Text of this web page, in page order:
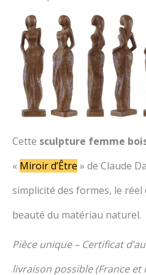
Cette sculpture femme
« Miroir d’Être » de Claude
simplicité des formes, le réel
beauté du matériau naturel.
Pièce unique – Certificat
livraison possible (France